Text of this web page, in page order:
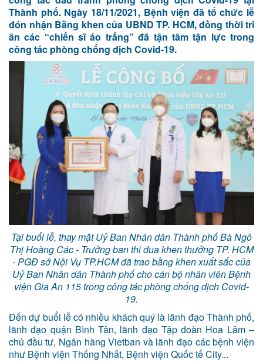
Thành phố. Ngày 18/11/2021, Bệnh viện đã tổ chức lễ
đón nhận Bằng khen của UBND TP. HCM, đồng thời tri
ân các “chiến sĩ áo trắng” đã tận tâm tận lực trong
công tác phòng chống dịch Covid-19.
Tại buổi lễ, thay mặt Uỷ Ban Nhân dân Thành phố Bà Ngô
Thị Hoàng Các - Trưởng ban thi đua khen thưởng TP. HCM
- PGĐ sở Nội Vụ TP.HCM đã trao bằng khen xuất sắc của
Uỷ Ban Nhân dân Thành phố cho cán bộ nhân viên Bệnh
viện Gia An 115 trong công tác phòng chống dịch Covid-
19.
Đến dự buổi lễ có nhiều khách quý là lãnh đạo Thành phố,
lãnh đạo quận Bình Tân, lãnh đạo Tập đoàn Hoa Lâm –
chủ đầu tư, Ngân hàng Vietban và lãnh đạo các bệnh viện
như Bệnh viện Thống Nhất, Bệnh viện Quốc tế City...